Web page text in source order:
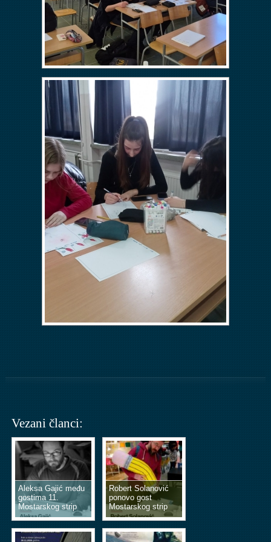
Vezani članci:
Aleksa Gajić među
gostima 11.
Mostarskog strip
vikenda
Robert Solanović
ponovo gost
Mostarskog strip
vikenda